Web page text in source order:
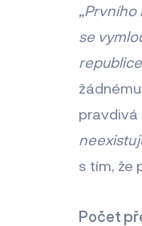
se
pravdivá
s tím, že
Počet